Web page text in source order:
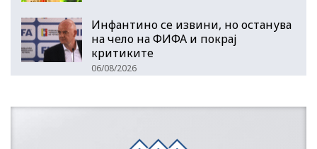
Инфантино се извини, но останува
на чело на ФИФА и покрај
критиките
06/08/2026